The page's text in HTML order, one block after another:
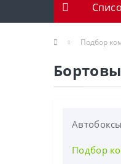
Подбор
Автобоксы
Подбор